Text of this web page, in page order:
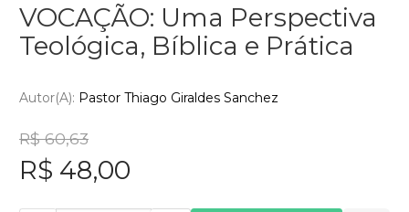
VOCAÇÃO: Uma Perspectiva
Teológica, Bíblica e Prática
Autor(a): Pastor Thiago Giraldes Sanchez
R$ 60,63
R$ 48,00